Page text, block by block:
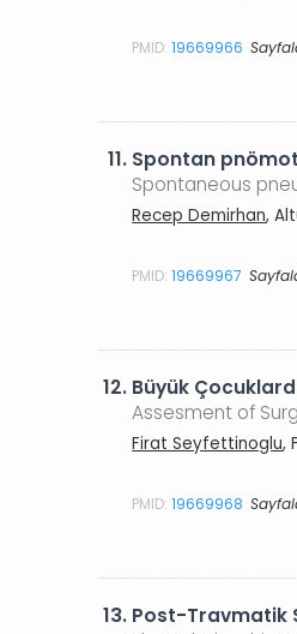
PMID:19669966
11. Spontan
Spontaneous
Recep Demirhan,
PMID:19669967
12. Büyük
Assesment of
Firat Seyfettinoglu,
PMID:19669968
13. Post-Travmatik